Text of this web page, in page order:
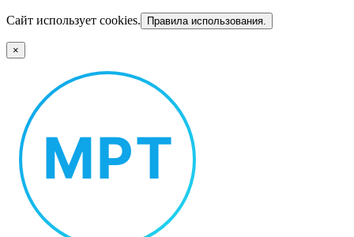
Сайт использует cookies. Правила использования.
×